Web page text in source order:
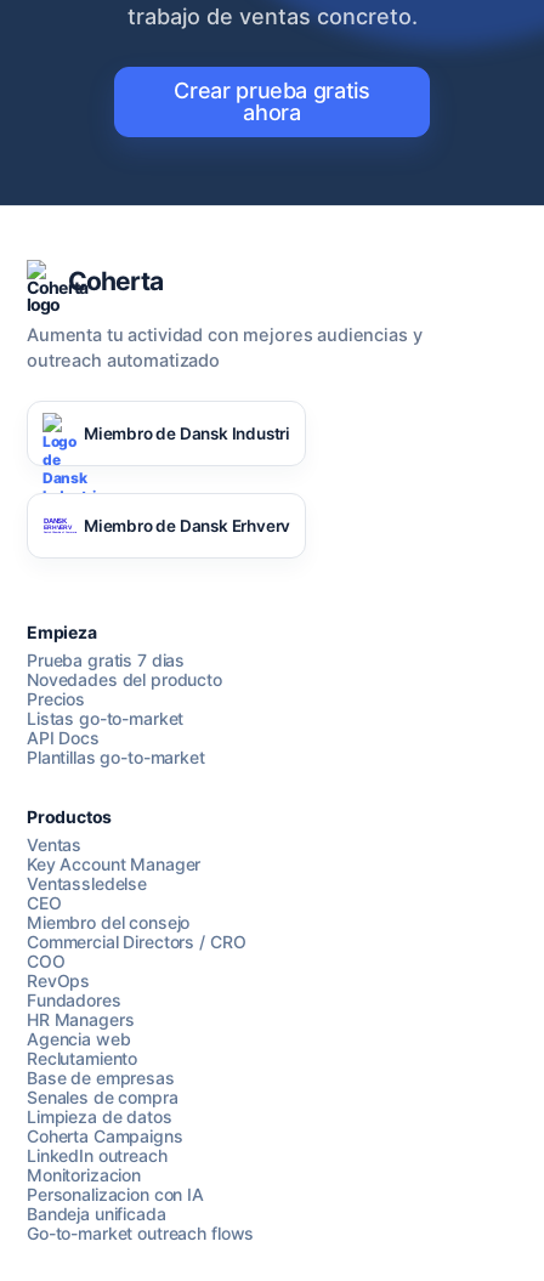
trabajo de ventas concreto.
Crear prueba gratis
ahora
Coherta
Aumenta tu actividad con mejores audiencias y
outreach automatizado
Miembro de Dansk Industri
Miembro de Dansk Erhverv
Empieza
Prueba gratis 7 dias
Novedades del producto
Precios
Listas go-to-market
API Docs
Plantillas go-to-market
Productos
Ventas
Key Account Manager
Ventassledelse
CEO
Miembro del consejo
Commercial Directors / CRO
COO
RevOps
Fundadores
HR Managers
Agencia web
Reclutamiento
Base de empresas
Senales de compra
Limpieza de datos
Coherta Campaigns
LinkedIn outreach
Monitorizacion
Personalizacion con IA
Bandeja unificada
Go-to-market outreach flows